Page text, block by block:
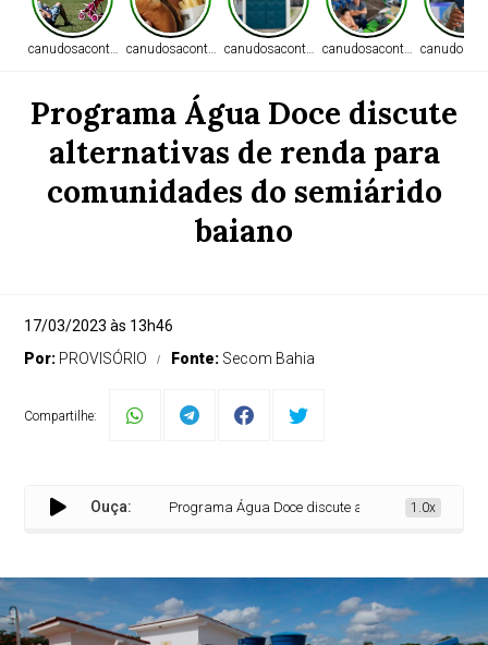
canudosacontece.comcanudosacontece.comcanudosacontece.comcanudosacontece.com
Programa Água Doce discute
alternativas de renda para
comunidades do semiárido
baiano
17/03/2023 às 13h46
Por: PROVISÓRIO Fonte: Secom Bahia
Compartilhe:
Ouça: Programa Água Doce discute alternativas de renda
1.0x